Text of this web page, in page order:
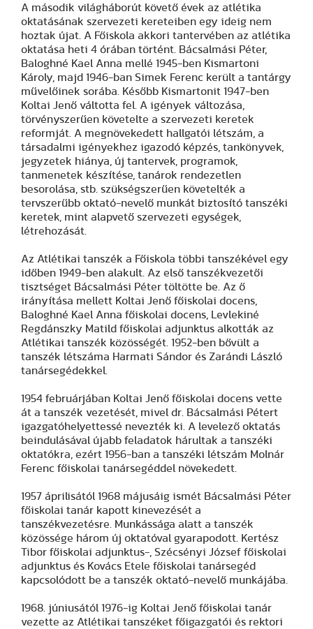
A második világháborút követő évek az atlétika
oktatásának szervezeti kereteiben egy ideig nem
hoztak újat. A Főiskola akkori tantervében az atlétika
oktatása heti 4 órában történt. Bácsalmási Péter,
Baloghné Kael Anna mellé 1945-ben Kismartoni
Károly, majd 1946-ban Simek Ferenc került a tantárgy
művelőinek sorába. Később Kismartonit 1947-ben
Koltai Jenő váltotta fel. A igények változása,
törvényszerűen követelte a szervezeti keretek
reformját. A megnövekedett hallgatói létszám, a
társadalmi igényekhez igazodó képzés, tankönyvek,
jegyzetek hiánya, új tantervek, programok,
tanmenetek készítése, tanárok rendezetlen
besorolása, stb. szükségszerűen követelték a
tervszerűbb oktató-nevelő munkát biztosító tanszéki
keretek, mint alapvető szervezeti egységek,
létrehozását.
Az Atlétikai tanszék a Főiskola többi tanszékével egy
időben 1949-ben alakult. Az első tanszékvezetői
tisztséget Bácsalmási Péter töltötte be. Az ő
irányítása mellett Koltai Jenő főiskolai docens,
Baloghné Kael Anna főiskolai docens, Levlekiné
Regdánszky Matild főiskolai adjunktus alkották az
Atlétikai tanszék közösségét. 1952-ben bővült a
tanszék létszáma Harmati Sándor és Zarándi László
tanársegédekkel.
1954 februárjában Koltai Jenő főiskolai docens vette
át a tanszék vezetését, mivel dr. Bácsalmási Pétert
igazgatóhelyettessé nevezték ki. A levelező oktatás
beindulásával újabb feladatok hárultak a tanszéki
oktatókra, ezért 1956-ban a tanszéki létszám Molnár
Ferenc főiskolai tanársegéddel növekedett.
1957 áprilisától 1968 májusáig ismét Bácsalmási Péter
főiskolai tanár kapott kinevezését a
tanszékvezetésre. Munkássága alatt a tanszék
közössége három új oktatóval gyarapodott. Kertész
Tibor főiskolai adjunktus-, Szécsényi József főiskolai
adjunktus és Kovács Etele főiskolai tanársegéd
kapcsolódott be a tanszék oktató-nevelő munkájába.
1968. júniusától 1976-ig Koltai Jenő főiskolai tanár
vezette az Atlétikai tanszéket főigazgatói és rektori